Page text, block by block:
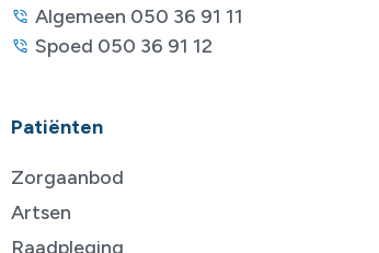
Algemeen 050 36 91 11
Spoed 050 36 91 12
Patiënten
Zorgaanbod
Artsen
Raadpleging